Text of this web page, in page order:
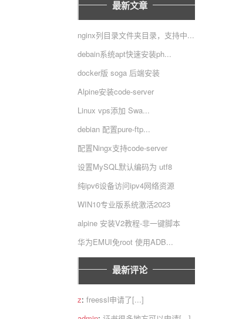
最新文章
nginx列目录文件夹目录，支持中...
debain系统apt快速安装ph...
docker版 soga 后端安装
Alpine安装code-server
Linux vps添加 Swa...
debian 配置pure-ftp...
配置Ningx支持code-server
设置MySQL默认编码为 utf8
纯ipv6设备访问ipv4网络资源
WIN10专业版系统激活2023
alpine 安装V2教程-非一键脚本
华为EMUI免root 使用ADB...
最新评论
z: freessl申请了[...]